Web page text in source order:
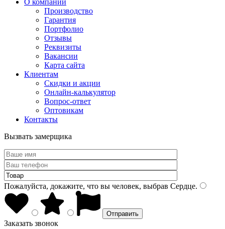
О компании
Производство
Гарантия
Портфолио
Отзывы
Реквизиты
Вакансии
Карта сайта
Клиентам
Скидки и акции
Онлайн-калькулятор
Вопрос-ответ
Оптовикам
Контакты
Вызвать замерщика
Пожалуйста, докажите, что вы человек, выбрав Сердце.
Заказать звонок